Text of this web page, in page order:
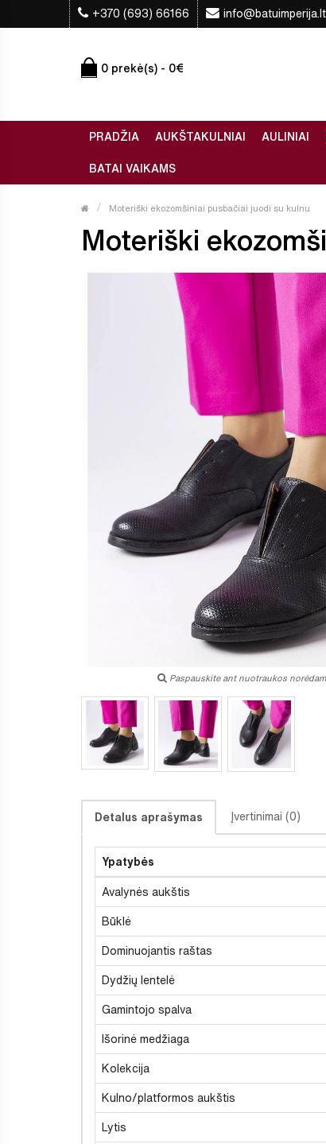
+370 (693) 66166 info@batuimperija.lt
0 prekė(s) - 0€
PRADŽIA AUKŠTAKULNIAI AULINIAI
BATAI VAIKAMS
Moteriški ekozomšiniai pusbačiai juodi su kulnu
Moteriški
Paspauskite ant nuotraukos
Detalus aprašymas Įvertinimai (0)
Ypatybės
Avalynės aukštis
Būklė
Dominuojantis raštas
Dydžių lentelė
Gamintojo spalva
Išorinė medžiaga
Kolekcija
Kulno/platformos aukštis
Lytis